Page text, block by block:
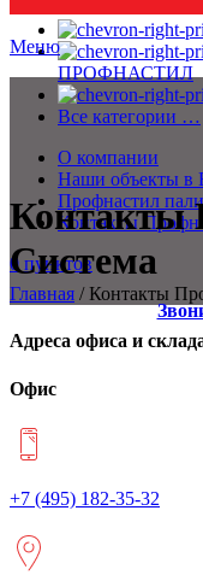
ПРОФНАСТИЛ
Все категории …
О компании
Наши объекты в
Профнастил
Контакты
0 пунктов
Меню
Контакты
Система
Главная /Контакты
Адреса офиса и
Офис
+7 (495) 182-35-32